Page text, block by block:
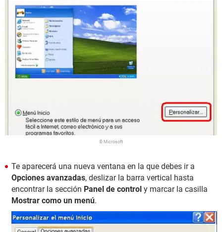
© Microsoft
Te aparecerá una nueva ventana en la que debes ir a
Opciones avanzadas, deslizar la barra vertical hasta
encontrar la sección Panel de control y marcar la casilla
Mostrar como un menú.